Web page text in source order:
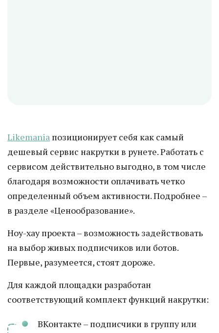
Likemania позиционирует себя как самый
дешевый сервис накрутки в рунете. Работать с
сервисом действительно выгодно, в том числе
благодаря возможности оплачивать четко
определенный объем активности. Подробнее –
в разделе «Ценообразование».
Ноу-хау проекта – возможность задействовать
на выбор живых подписчиков или ботов.
Первые, разумеется, стоят дороже.
Для каждой площадки разработан
соответствующий комплект функций накрутки:
ВКонтакте – подписчики в группу или